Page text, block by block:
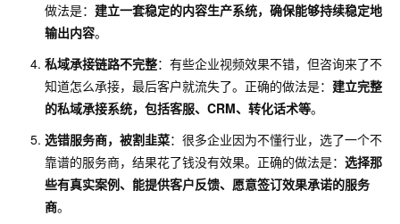
做法是： 建立一套稳定的内容生产系统，确保能够持续稳定地
输出内容。
私域承接链路不完整：有些企业视频效果不错，但咨询来了不
知道怎么承接，最后客户就流失了。正确的做法是： 建立完整
的私域承接系统，包括客服、CRM、转化话术等。
选错服务商，被割韭菜：很多企业因为不懂行业，选了一个不
靠谱的服务商，结果花了钱没有效果。正确的做法是： 选择那
些有真实案例、能提供客户反馈、愿意签订效果承诺的服务
商。